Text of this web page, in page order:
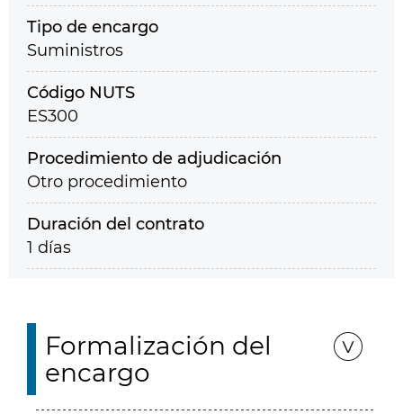
Tipo de encargo
Suministros
Código NUTS
ES300
Procedimiento de adjudicación
Otro procedimiento
Duración del contrato
1 días
Formalización del
encargo